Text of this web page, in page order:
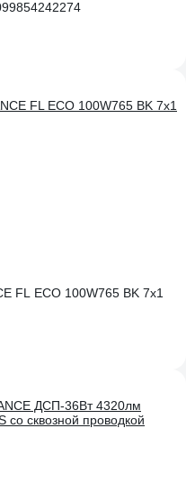
FL ECO 100W765 BK 7x1